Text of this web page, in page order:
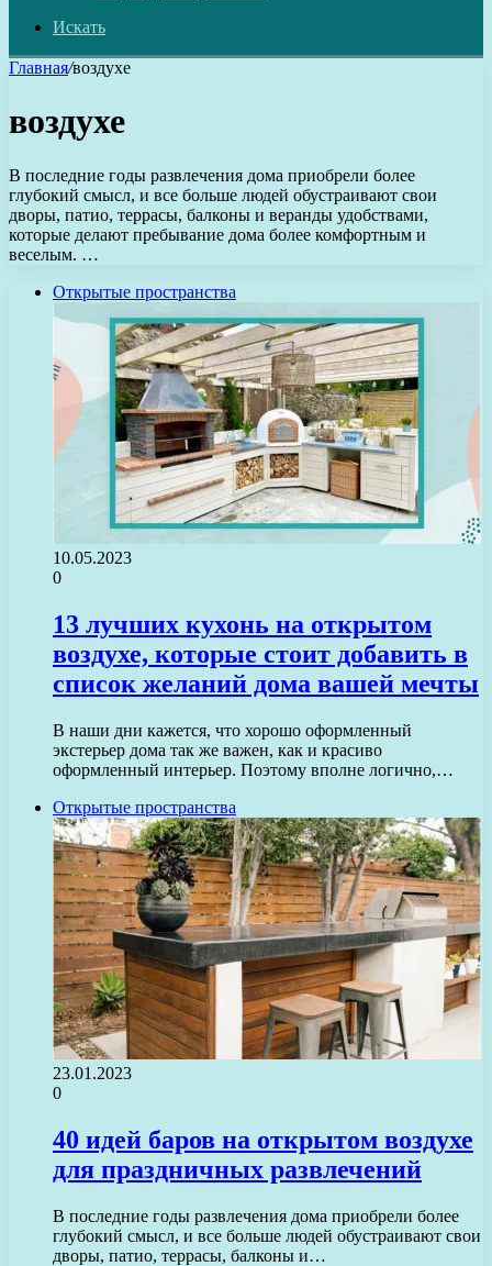
Искать
Главная/воздухе
воздухе
В последние годы развлечения дома приобрели более
глубокий смысл, и все больше людей обустраивают свои
дворы, патио, террасы, балконы и веранды удобствами,
которые делают пребывание дома более комфортным и
веселым. …
Открытые пространства
10.05.2023
0
13 лучших кухонь на открытом
воздухе, которые стоит добавить в
список желаний дома вашей мечты
В наши дни кажется, что хорошо оформленный
экстерьер дома так же важен, как и красиво
оформленный интерьер. Поэтому вполне логично,…
Открытые пространства
23.01.2023
0
40 идей баров на открытом воздухе
для праздничных развлечений
В последние годы развлечения дома приобрели более
глубокий смысл, и все больше людей обустраивают свои
дворы, патио, террасы, балконы и…